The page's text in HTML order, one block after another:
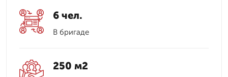
6 чел.
В бригаде
250 м2